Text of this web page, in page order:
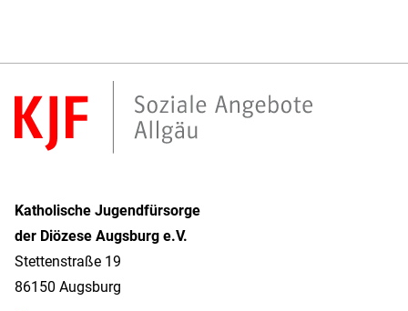
Katholische Jugendfürsorge
der Diözese Augsburg e.V.
Stettenstraße 19
86150 Augsburg